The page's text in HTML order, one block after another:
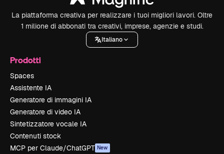
La piattaforma creativa per realizzare i tuoi migliori lavori. Oltre
1 milione di abbonati tra creativi, imprese, agenzie e studi.
Italiano
Prodotti
Spaces
Assistente IA
Generatore di immagini IA
Generatore di video IA
Sintetizzatore vocale IA
Contenuti stock
MCP per Claude/ChatGPT New